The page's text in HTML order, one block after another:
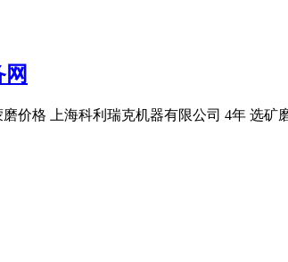
价格 上海科利瑞克机器有限公司 4年 选